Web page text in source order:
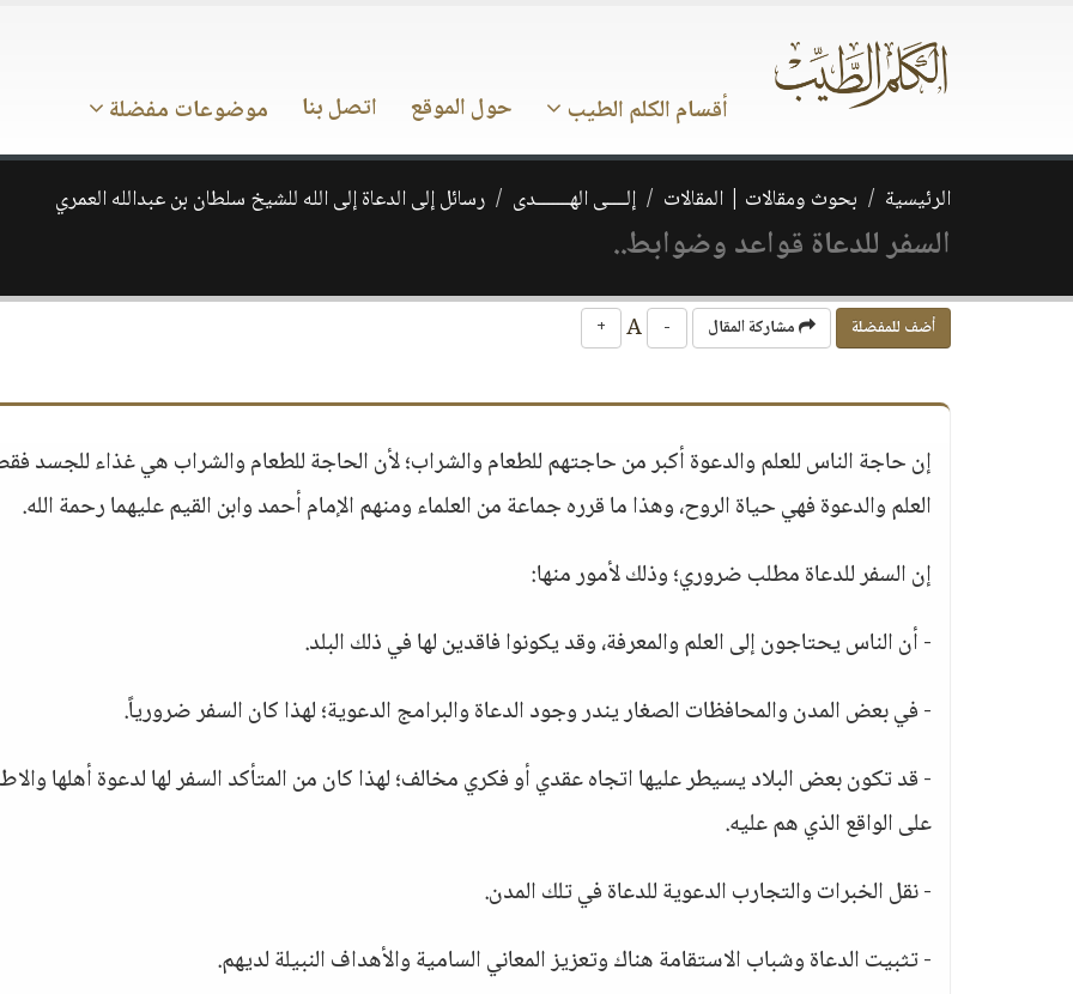
أقسام الكلم الطيب حول الموقع اتصل بنا موضوعات مفضلة
الرئيسية بحوث ومقالات | المقالات إلــــى الهـــــــدى رسائل إلى الدعاة إلى الله للشيخ سلطان بن عبدالله العمري
السفر للدعاة قواعد وضوابط..
أضف للمفضلة مشاركة المقال -
+
إن حاجة الناس للعلم والدعوة أكبر من حاجتهم للطعام والشراب؛ لأن الحاجة للطعام والشراب هي غذاء للجسد
العلم والدعوة فهي حياة الروح، وهذا ما قرره جماعة من العلماء ومنهم الإمام أحمد وابن القيم عليهما رحمة الله.
إن السفر للدعاة مطلب ضروري؛ وذلك لأمور منها:
- أن الناس يحتاجون إلى العلم والمعرفة، وقد يكونوا فاقدين لها في ذلك البلد.
- في بعض المدن والمحافظات الصغار يندر وجود الدعاة والبرامج الدعوية؛ لهذا كان السفر ضرورياً.
- قد تكون بعض البلاد يسيطر عليها اتجاه عقدي أو فكري مخالف؛ لهذا كان من المتأكد السفر لها لدعوة أهلها
على الواقع الذي هم عليه.
- نقل الخبرات والتجارب الدعوية للدعاة في تلك المدن.
- تثبيت الدعاة وشباب الاستقامة هناك وتعزيز المعاني السامية والأهداف النبيلة لديهم.